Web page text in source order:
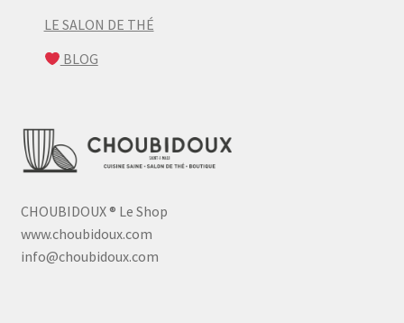
LE SALON DE THÉ
BLOG
CHOUBIDOUX® Le Shop
www.choubidoux.com
info@choubidoux.com